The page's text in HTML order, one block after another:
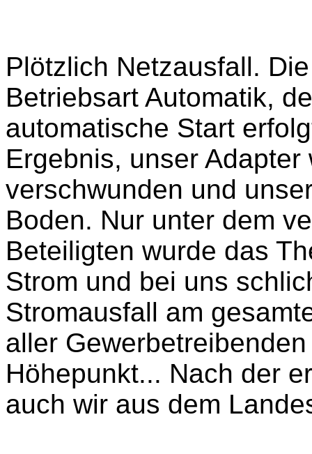
Plötzlich Netzausfall.
Betriebsart Automatik,
automatische Start
Ergebnis, unser
verschwunden und
Boden. Nur unter dem
Beteiligten wurde das
Strom und bei uns
Stromausfall am
aller
Höhepunkt... Nach der
auch wir aus dem